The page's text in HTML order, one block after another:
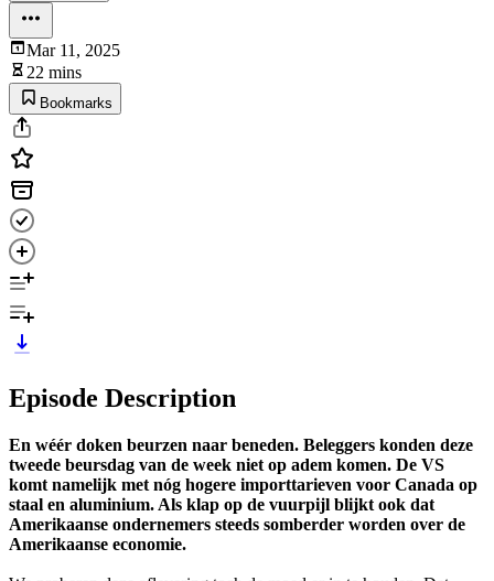
Mar 11, 2025
22 mins
Bookmarks
Episode Description
En wéér doken beurzen naar beneden. Beleggers konden deze
tweede beursdag van de week niet op adem komen. De VS
komt namelijk met nóg hogere importtarieven voor Canada op
staal en aluminium. Als klap op de vuurpijl blijkt ook dat
Amerikaanse ondernemers steeds somberder worden over de
Amerikaanse economie.